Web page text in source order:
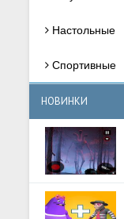
Настольные
Спортивные
НОВИНКИ